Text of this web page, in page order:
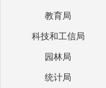
教育局
科技和工信局
园林局
统计局